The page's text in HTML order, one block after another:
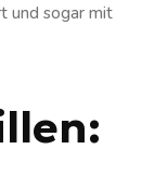
und sogar mit